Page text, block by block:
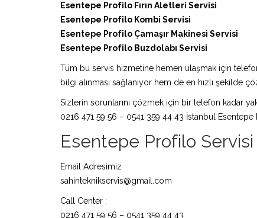
Esentepe Profilo Fırın Aletleri Servisi
Esentepe Profilo Kombi Servisi
Esentepe Profilo Çamaşır Makinesi Servisi
Esentepe Profilo Buzdolabı Servisi
Tüm bu servis hizmetine hemen ulaşmak için
bilgi alınması sağlanıyor hem de en hızlı şekilde
Sizlerin sorunlarını çözmek için bir telefon kadar
0216 471 59 56 – 0541 359 44 43 İstanbul
Esentepe Profilo
Email Adresimiz
sahinteknikservis@gmail.com
Call Center :
0216 471 59 56 – 0541 359 44 43